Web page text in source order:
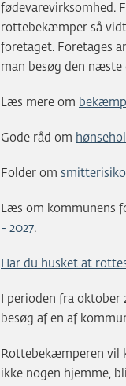
fødevarevirksomhed.
rottebekæmper så
foretaget. Foretages
man besøg den næste
Læs mere om
Gode råd om
Folder om
Læs om kommunens
- 2027.
Har du husket at
I perioden fra
besøg af en af
Rottebekæmperen vil
ikke nogen hjemme,